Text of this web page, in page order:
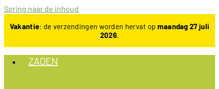
Spring naar de inhoud
Vakantie: de verzendingen worden hervat op maandag 27 juli
2026.
ZADEN